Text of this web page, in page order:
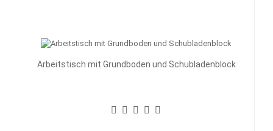
Arbeitstisch mit Grundboden und Schubladenblock